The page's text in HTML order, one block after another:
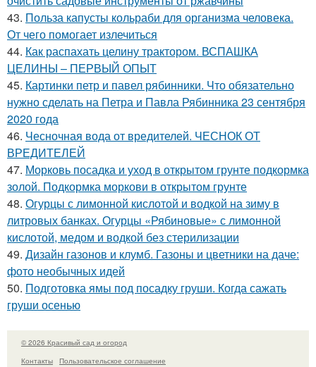
43. Польза капусты кольраби для организма человека.
От чего помогает излечиться
44. Как распахать целину трактором. ВСПАШКА
ЦЕЛИНЫ – ПЕРВЫЙ ОПЫТ
45. Картинки петр и павел рябинники. Что обязательно
нужно сделать на Петра и Павла Рябинника 23 сентября
2020 года
46. Чесночная вода от вредителей. ЧЕСНОК ОТ
ВРЕДИТЕЛЕЙ
47. Морковь посадка и уход в открытом грунте подкормка
золой. Подкормка моркови в открытом грунте
48. Огурцы с лимонной кислотой и водкой на зиму в
литровых банках. Огурцы «Рябиновые» с лимонной
кислотой, медом и водкой без стерилизации
49. Дизайн газонов и клумб. Газоны и цветники на даче:
фото необычных идей
50. Подготовка ямы под посадку груши. Когда сажать
груши осенью
© 2026 Красивый сад и огород
Контакты
Пользовательское соглашение